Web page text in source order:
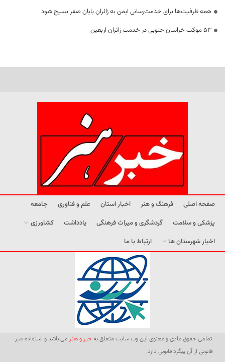
همه ظرفیت‌ها برای خدمت‌رسانی ایمن به زائران پایان صفر بسیج شود
53 موکب خراسان جنوبی در خدمت زائران اربعین
صفحه اصلی فرهنگ و هنر اخبار استان علم و فناوری
جامعه
پزشکی و سلامت
گردشگری و میراث فرهنگی یادداشت
کشاورزی
اخبار شهرستان ها
ارتباط با ما
تمامی حقوق مادی و معنوی این وب سایت متعلق بهخبر و هنر می باشد و استفاده غیر
قانونی از آن پیگرد قانونی دارد.